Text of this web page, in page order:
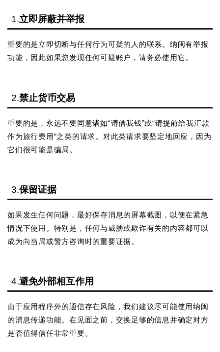
1.立即屏蔽并举报
重要的是立即切断与任何行为可疑的人的联系。纳闽有举报
功能，因此如果您发现任何可疑账户，请务必使用它。
2.禁止货币交易
重要的是，永远不要同意诸如“请借我钱”或“请提前给我汇款
作为旅行费用”之类的请求。对此类请求要坚定地回应，因为
它们很可能是骗局。
3.保留证据
如果发生任何问题，最好保存消息的屏幕截图，以便在紧急
情况下使用。特别是，任何与威胁或欺诈有关的内容都可以
成为向当局或警方咨询时的重要证据。
4.避免外部相互作用
由于应用程序外的通信存在风险，我们建议尽可能使用纳闽
的消息传递功能。在见面之前，交换足够的信息并确定对方
是否值得信任非常重要。